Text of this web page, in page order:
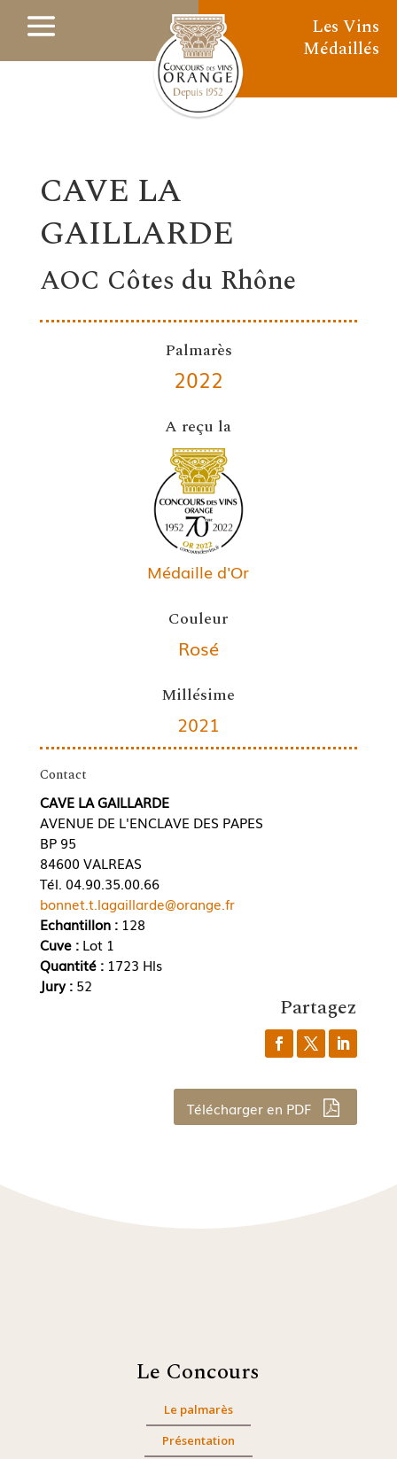
Les Vins
Médaillés
CAVE LA
GAILLARDE
AOC Côtes du Rhône
Palmarès
2022
A reçu la
Médaille d'Or
Couleur
Rosé
Millésime
2021
Contact
CAVE LA GAILLARDE
AVENUE DE L'ENCLAVE DES PAPES
BP 95
84600 VALREAS
Tél. 04.90.35.00.66
bonnet.t.lagaillarde@orange.fr
Echantillon :128
Cuve : Lot 1
Quantité : 1723 Hls
Jury : 52
Partagez
Télécharger en PDF
Le Concours
Le palmarès
Présentation